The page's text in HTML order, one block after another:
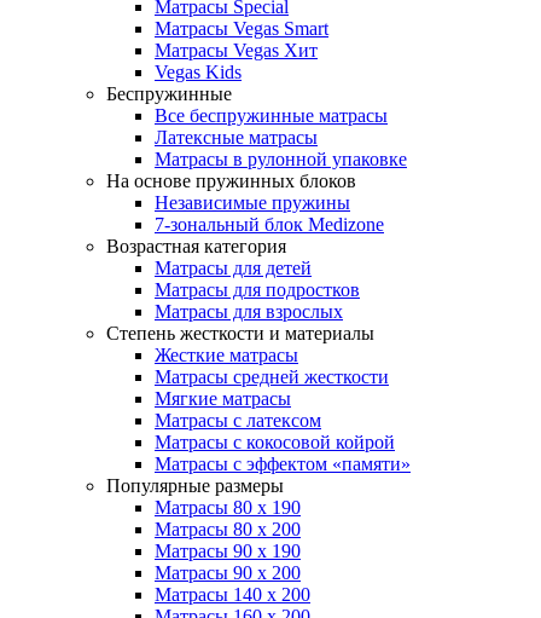
Матрасы Special
Матрасы Vegas Smart
Матрасы Vegas Хит
Vegas Kids
Беспружинные
Все беспружинные матрасы
Латексные матрасы
Матрасы в рулонной упаковке
На основе пружинных блоков
Независимые пружины
7-зональный блок Medizone
Возрастная категория
Матрасы для детей
Матрасы для подростков
Матрасы для взрослых
Степень жесткости и материалы
Жесткие матрасы
Матрасы средней жесткости
Мягкие матрасы
Матрасы с латексом
Матрасы с кокосовой койрой
Матрасы с эффектом «памяти»
Популярные размеры
Матрасы 80 x 190
Матрасы 80 x 200
Матрасы 90 x 190
Матрасы 90 x 200
Матрасы 140 x 200